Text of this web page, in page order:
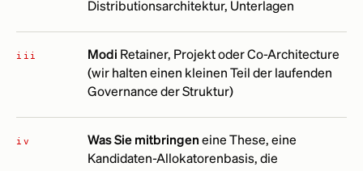
Distributionsarchitektur, Unterlagen
iii Modi Retainer, Projekt oder Co-Architecture
(wir halten einen kleinen Teil der laufenden
Governance der Struktur)
iv Was Sie mitbringen eine These, eine
Kandidaten-Allokatorenbasis, die